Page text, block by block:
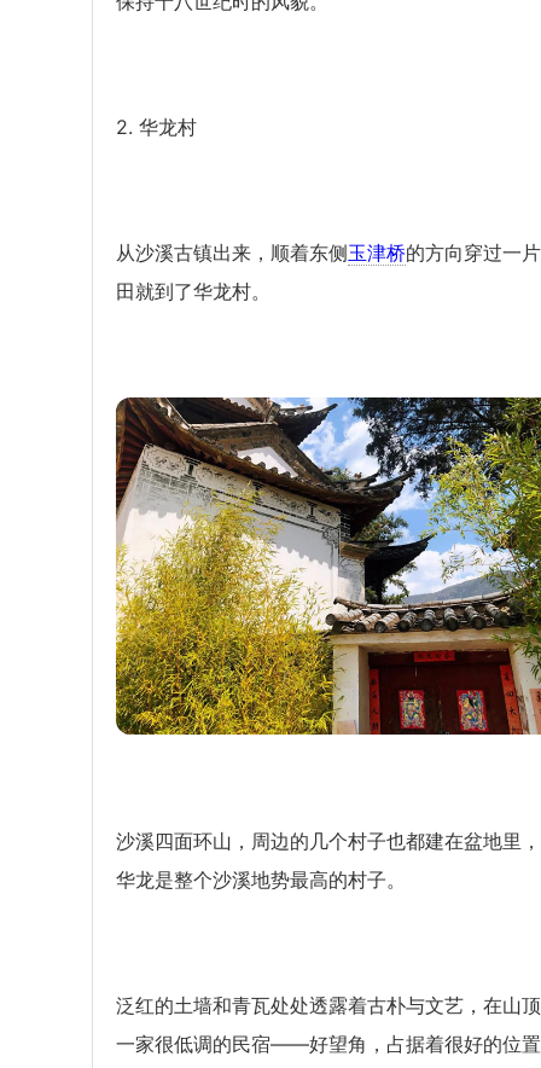
2. 华龙村
从沙溪古镇出来，顺着东侧玉津桥的方向穿过一
田就到了华龙村。
沙溪四面环山，周边的几个村子也都建在盆地里
华龙是整个沙溪地势最高的村子。
泛红的土墙和青瓦处处透露着古朴与文艺，在山
一家很低调的民宿——好望角，占据着很好的位